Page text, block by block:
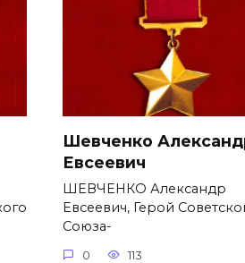
Шевченко
Евсеевич
ШЕВЧЕНКО Александр
Евсеевич, Герой
Союза-
0 113